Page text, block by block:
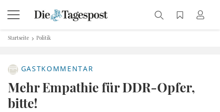
Startseite Politik
GASTKOMMENTAR
Mehr Empathie für DDR-Opfer,
bitte!